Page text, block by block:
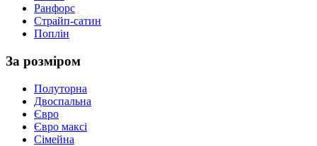
Ранфорс
Страйп-сатин
Поплін
За розміром
Полуторна
Двоспальна
Євро
Євро максі
Сімейна